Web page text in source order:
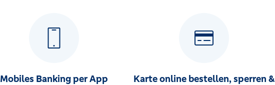
Mobiles Banking per App
Karte online bestellen, sperren &